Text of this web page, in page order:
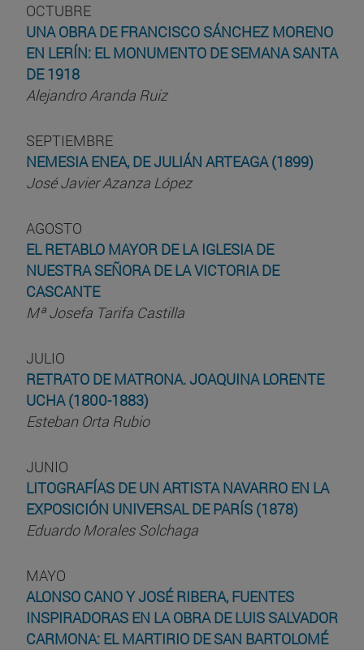
OCTUBRE
UNA OBRA DE FRANCISCO SÁNCHEZ MORENO
EN LERÍN: EL MONUMENTO DE SEMANA SANTA
DE 1918
Alejandro Aranda Ruiz
SEPTIEMBRE
NEMESIA ENEA, DE JULIÁN ARTEAGA (1899)
José Javier Azanza López
AGOSTO
EL RETABLO MAYOR DE LA IGLESIA DE
NUESTRA SEÑORA DE LA VICTORIA DE
CASCANTE
Mª Josefa Tarifa Castilla
JULIO
RETRATO DE MATRONA. JOAQUINA LORENTE
UCHA (1800-1883)
Esteban Orta Rubio
JUNIO
LITOGRAFÍAS DE UN ARTISTA NAVARRO EN LA
EXPOSICIÓN UNIVERSAL DE PARÍS (1878)
Eduardo Morales Solchaga
MAYO
ALONSO CANO Y JOSÉ RIBERA, FUENTES
INSPIRADORAS EN LA OBRA DE LUIS SALVADOR
CARMONA: EL MARTIRIO DE SAN BARTOLOMÉ